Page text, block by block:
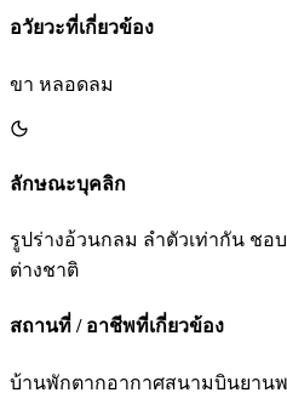
อวัยวะที่เกี่ยวข้อง
ขา หลอดลม
ลักษณะบุคลิก
รูปร่างอ้วนกลม ลำตัวเท่ากัน ชอ
ต่างชาติ
สถานที่ / อาชีพที่เกี่ยวข้อง
บ้านพักตากอากาศสนามบินยาน